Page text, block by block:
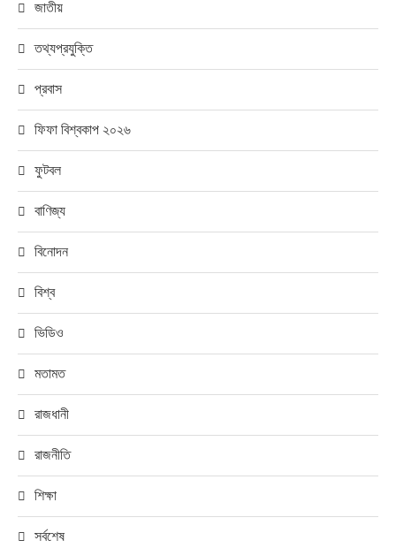
জাতীয়
তথ্যপ্রযুক্তি
প্রবাস
ফিফা বিশ্বকাপ ২০২৬
ফুটবল
বাণিজ্য
বিনোদন
বিশ্ব
ভিডিও
মতামত
রাজধানী
রাজনীতি
শিক্ষা
সর্বশেষ